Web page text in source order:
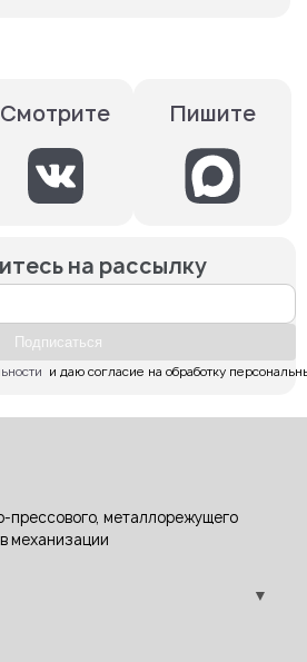
Смотрите Пишите
на рассылку
Подпиcаться
и даю согласие на обработку
прессового, металлорежущего
механизации